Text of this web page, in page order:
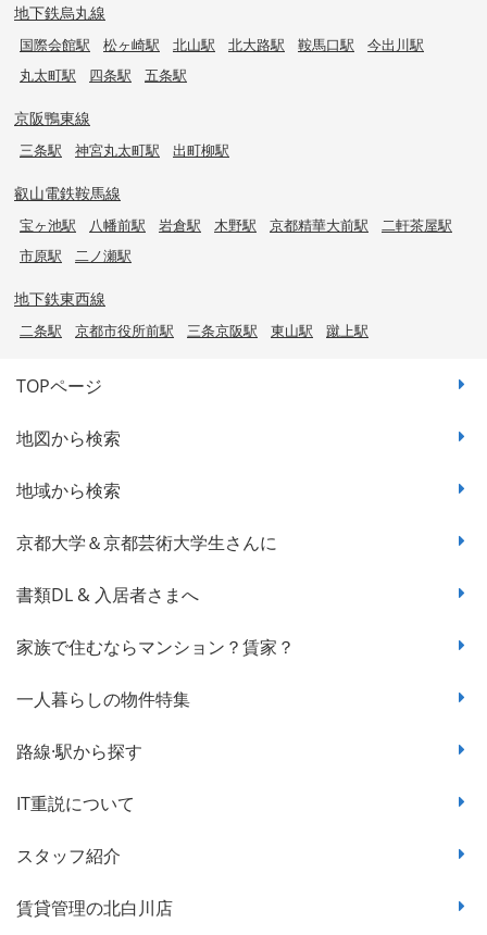
地下鉄烏丸線
国際会館駅 松ヶ崎駅 北山駅 北大路駅 鞍馬口駅
今出川駅
丸太町駅
四条駅 五条駅
京阪鴨東線
三条駅 神宮丸太町駅 出町柳駅
叡山電鉄鞍馬線
宝ヶ池駅 八幡前駅 岩倉駅 木野駅 京都精華大前駅
二軒茶屋駅
市原駅
二ノ瀬駅
地下鉄東西線
二条駅 京都市役所前駅 三条京阪駅 東山駅 蹴上駅
TOPページ
地図から検索
地域から検索
京都大学＆京都芸術大学生さんに
書類DL & 入居者さまへ
家族で住むならマンション？賃家？
一人暮らしの物件特集
路線·駅から探す
IT重説について
スタッフ紹介
賃貸管理の北白川店